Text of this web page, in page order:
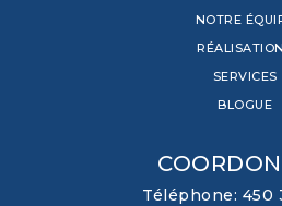
NOTRE
SERVICES
BLOGUE
Téléphone: 450